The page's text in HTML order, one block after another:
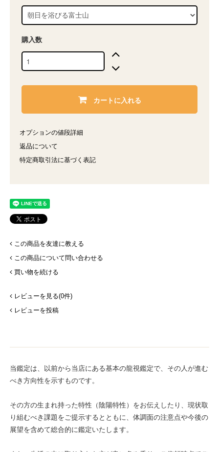
購入数
カートに入れる
オプションの値段詳細
返品について
特定商取引法に基づく表記
この商品を友達に教える
この商品について問い合わせる
買い物を続ける
レビューを見る(0件)
レビューを投稿
当鑑定は、以前から当店にある基本の龍視鑑定で、その人が進む
べき方向性を示すものです。
その方の生まれ持った特性（陰陽特性）をお伝えしたり、現状取
り組むべき課題をご提示するとともに、体調面の注意点や今後の
展望を含めて総合的に鑑定いたします。